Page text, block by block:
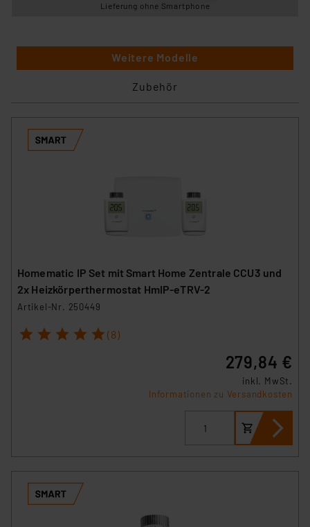
Lieferung ohne Smartphone
Weitere Modelle
Zubehör
Homematic IP Set mit Smart Home Zentrale CCU3 und
2x Heizkörperthermostat HmIP-eTRV-2
Artikel-Nr. 250449
1 2 3 4 5 (8)
279,84 €
inkl. MwSt.
Informationen zu Versandkosten